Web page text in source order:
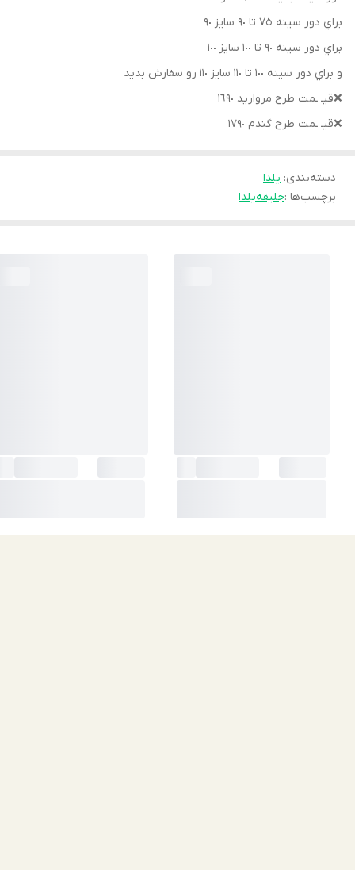
براي دور سينه ٧٥ تا ٩٠ سايز ٩٠
براي دور سينه ٩٠ تا ١٠٠ سايز ١٠٠
و براي دور سينه ١٠٠ تا ١١٠ سايز ١١٠ رو سفارش بديد
❌قيـ ـمت طرح مرواريد ١٦٩٠
❌قيـ ـمت طرح گندم ١٧٩٠
دسته‌بندی: يلدا
برچسب‌ها :جلیقهیلدا